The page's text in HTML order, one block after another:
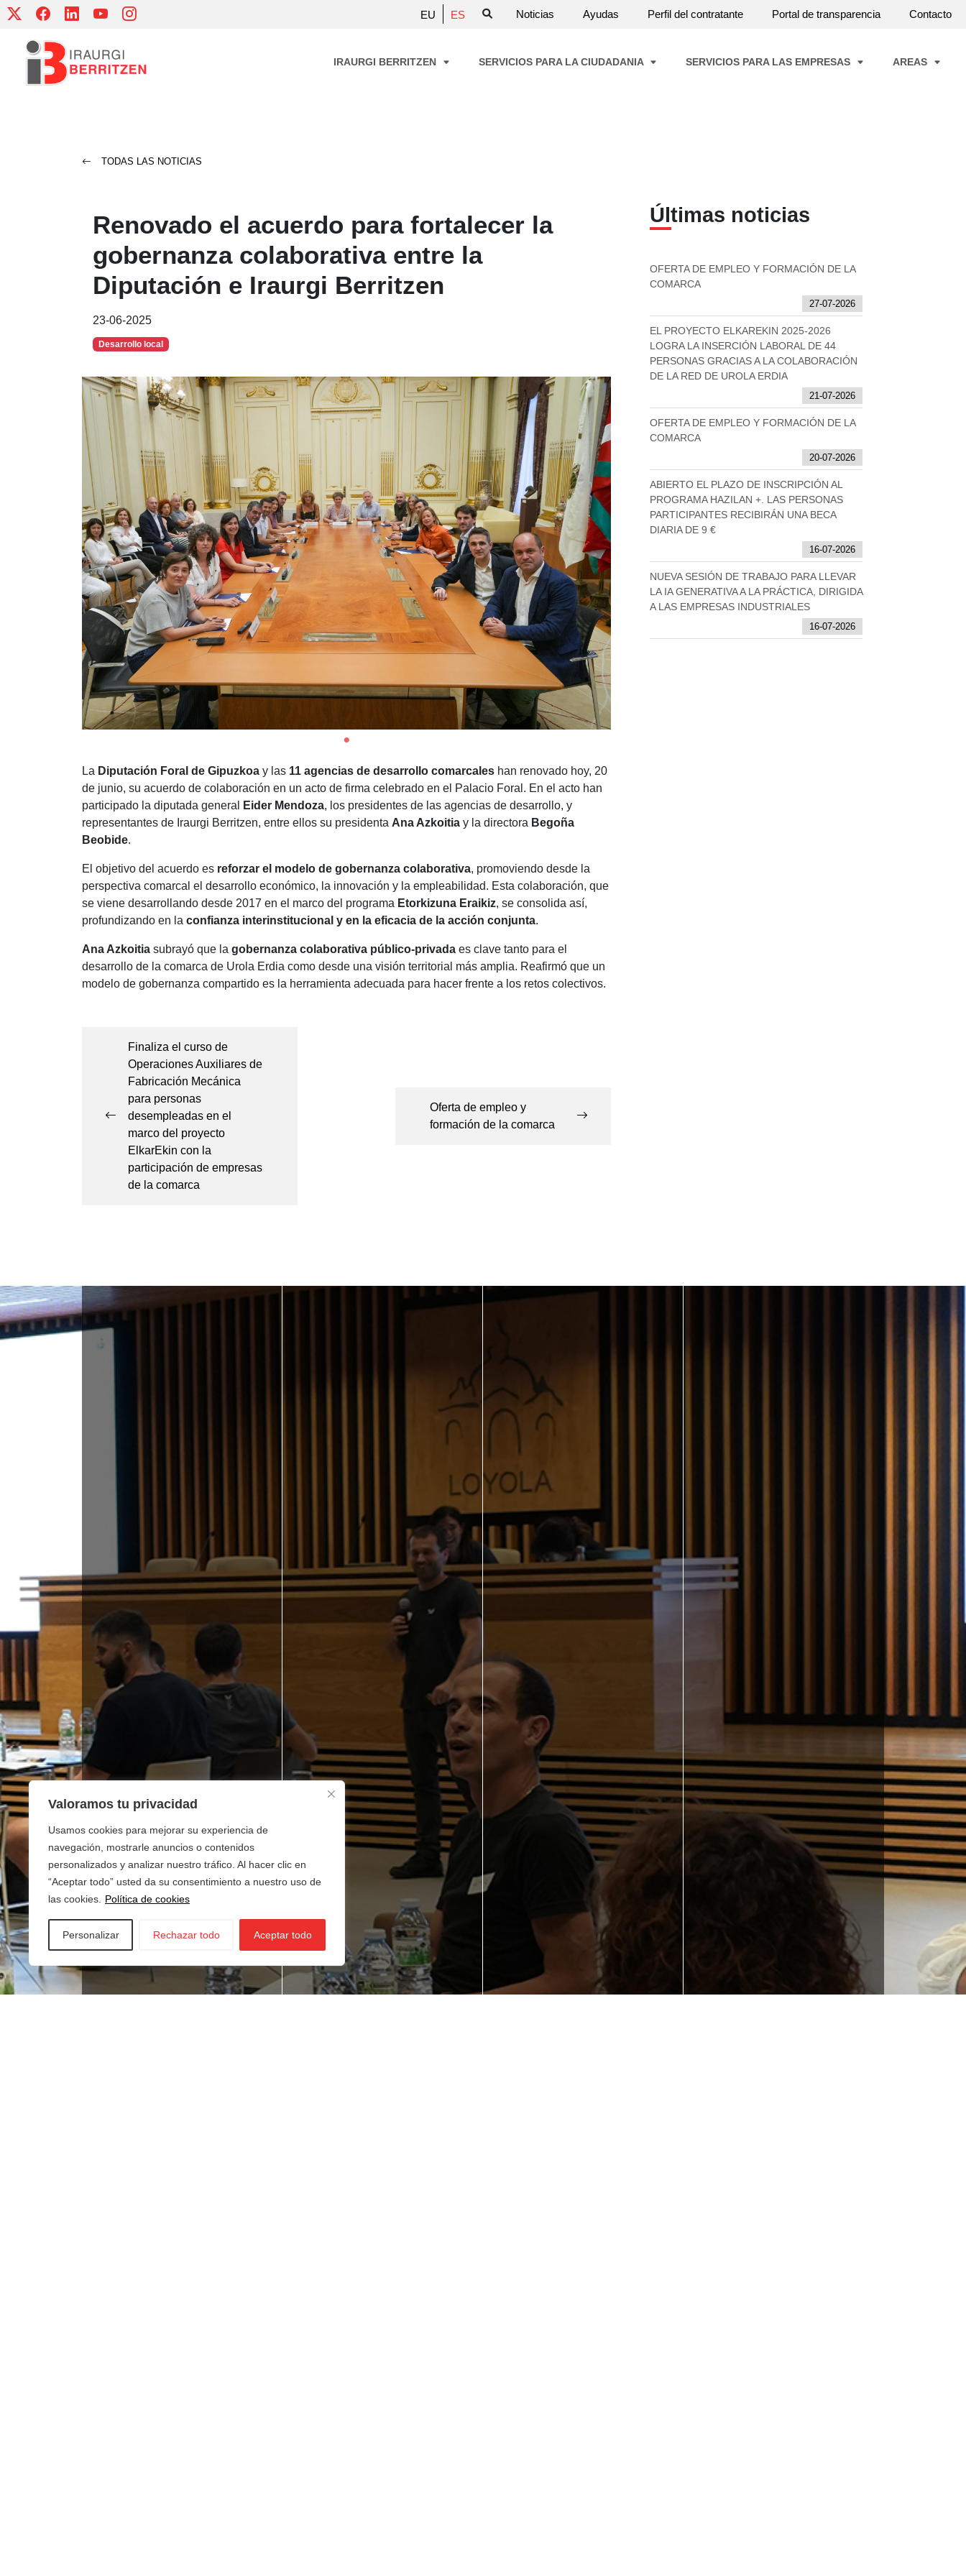
Valoramos tu privacidad
Usamos cookies para mejorar su experiencia de
navegación, mostrarle anuncios o contenidos
personalizados y analizar nuestro tráfico. Al hacer clic en
“Aceptar todo” usted da su consentimiento a nuestro uso de
las cookies.
Política de cookies
Personalizar Rechazar todo Aceptar todo
Skip
content
EU ES Noticias Ayudas Perfil del contratante Portal de transparencia Contacto
IRAURGI BERRITZEN SERVICIOS PARA LA CIUDADANIA SERVICIOS PARA LAS EMPRESAS AREAS
TODAS LAS NOTICIAS
Renovado el acuerdo para fortalecer la
gobernanza colaborativa entre la
Diputación e Iraurgi Berritzen
23-06-2025
Desarrollo local
La Diputación Foral de Gipuzkoa y las 11 agencias de desarrollo comarcales han renovado hoy, 20
de junio, su acuerdo de colaboración en un acto de firma celebrado en el Palacio Foral. En el acto han
participado la diputada general
Eider Mendoza, los presidentes de las agencias de desarrollo, y
representantes de Iraurgi Berritzen, entre ellos su presidenta Ana Azkoitia y la directora Begoña
Beobide.
El objetivo del acuerdo es reforzar el modelo de gobernanza colaborativa, promoviendo desde la
perspectiva comarcal el desarrollo económico, la innovación y la empleabilidad. Esta colaboración, que
se viene desarrollando desde 2017 en el marco del programa Etorkizuna Eraikiz, se consolida así,
profundizando en la confianza interinstitucional y en la eficacia de la acción conjunta.
Ana Azkoitia subrayó que la gobernanza colaborativa público-privada es clave tanto para el
desarrollo de la comarca de Urola Erdia como desde una visión territorial más amplia. Reafirmó que un
modelo de gobernanza compartido es la herramienta adecuada para hacer frente a los retos colectivos.
entradas
Finaliza el curso de
Operaciones Auxiliares de
Fabricación Mecánica
para personas
desempleadas en el
marco del proyecto
ElkarEkin con la
participación de empresas
de la comarca
Oferta de empleo y
formación de la comarca
Últimas noticias
OFERTA DE EMPLEO Y FORMACIÓN DE LA
COMARCA
27-07-2026
EL PROYECTO ELKAREKIN 2025-2026
LOGRA LA INSERCIÓN LABORAL DE 44
PERSONAS GRACIAS A LA COLABORACIÓN
DE LA RED DE UROLA ERDIA
21-07-2026
OFERTA DE EMPLEO Y FORMACIÓN DE LA
COMARCA
20-07-2026
ABIERTO EL PLAZO DE INSCRIPCIÓN AL
PROGRAMA HAZILAN +. LAS PERSONAS
PARTICIPANTES RECIBIRÁN UNA BECA
DIARIA DE 9 €
16-07-2026
NUEVA SESIÓN DE TRABAJO PARA LLEVAR
LA IA GENERATIVA A LA PRÁCTICA, DIRIGIDA
A LAS EMPRESAS INDUSTRIALES
16-07-2026